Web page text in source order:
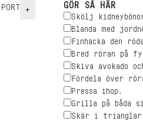
PORT + GÖR SÅ HÄR
Skölj
Blanda med
Finhacka den
Bred röran på
Skiva avokado
Fördela över
Pressa ihop.
Grilla på båda
Skär i trianglar